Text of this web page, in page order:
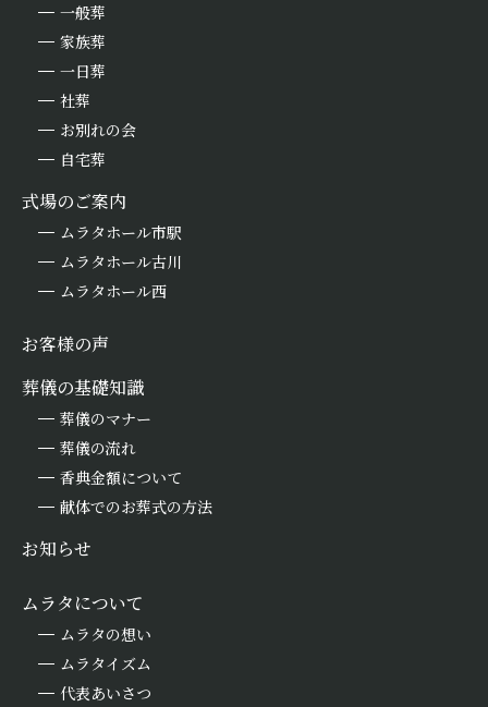
一般葬
家族葬
一日葬
社葬
お別れの会
自宅葬
式場のご案内
ムラタホール市駅
ムラタホール古川
ムラタホール西
お客様の声
葬儀の基礎知識
葬儀のマナー
葬儀の流れ
香典金額について
献体でのお葬式の方法
お知らせ
ムラタについて
ムラタの想い
ムラタイズム
代表あいさつ